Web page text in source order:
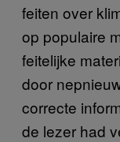
feiten over
op populaire
feitelijke
door
correcte
de lezer had